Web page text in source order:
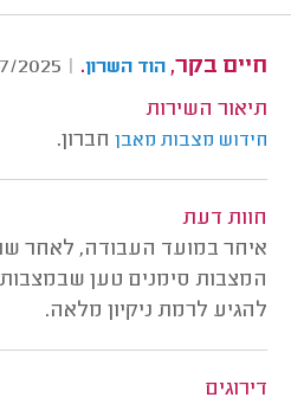
חיים בקר, הוד השרון.
|
2025
תיאור השירות
חידוש מצבות מאבן חברון.
חוות דעת
איחר במועד העבודה, לאחר
המצבות סימנים טען שבמצבות
להגיע לרמת ניקיון מלאה.
דירוגים